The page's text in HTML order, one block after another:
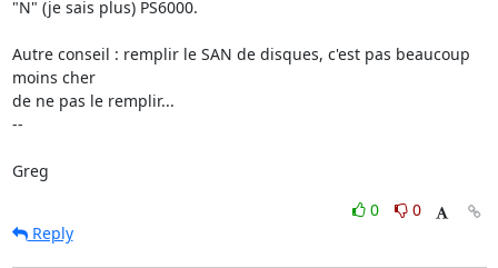
"N" (je sais plus) PS6000.
Autre conseil : remplir le SAN de disques, c'est pas beaucoup
moins cher
de ne pas le remplir...
--
Greg
0
0
Reply